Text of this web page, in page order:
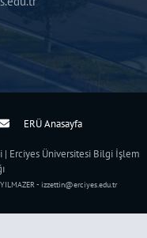
ERÜ Anasayfa
Erciyes Üniversitesi Bilgi İşlem
- izzettin@erciyes.edu.tr